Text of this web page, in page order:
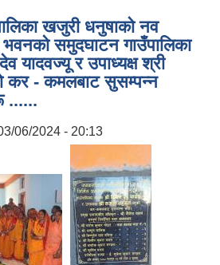
खजुरी धनुषाकाे नव
भवनकाे समुदघाटन गाउँपालिका
यादवज्यू र उपाध्यक्ष श्री
कर - कमलबाट सुसम्पन्न
......
06/2024 - 20:13